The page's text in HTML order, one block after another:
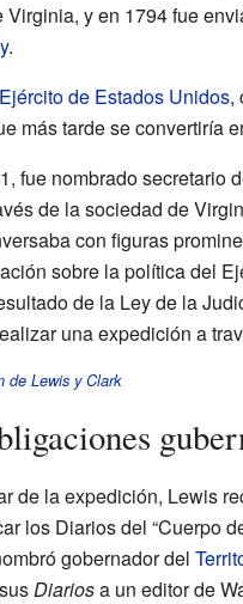
y en 1794 fue
.
Ejército de Estados Unidos,
más tarde se convertiría
fue nombrado secretario
de la sociedad de
con figuras
sobre la política del
de la Ley de la
una expedición a
de Lewis y Clark
de la expedición, Lewis
los Diarios del “Cuerpo
gobernador del
Diariosa un editor de